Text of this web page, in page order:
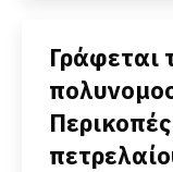
Γράφεται